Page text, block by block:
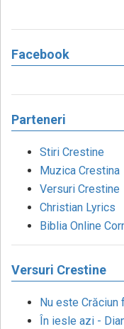
Facebook
Parteneri
Stiri Crestine
Muzica Crestina
Versuri Crestine
Christian Lyrics
Biblia Online
Versuri Crestine
Nu este
În iesle azi -